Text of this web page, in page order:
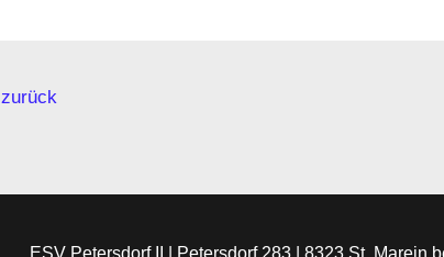
zurück
ESV Petersdorf II | Petersdorf 283 | 8323 St. Marein